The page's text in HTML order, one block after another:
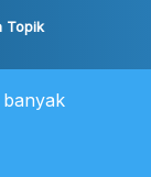
Topik